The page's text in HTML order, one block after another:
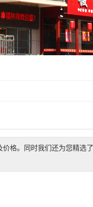
价格。同时我们还为您精选了